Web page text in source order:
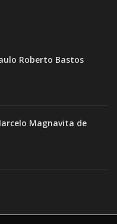
Roberto Bastos
Magnavita de